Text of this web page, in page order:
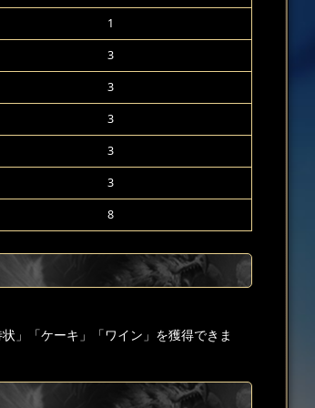
1
3
3
3
3
3
8
」「ケーキ」「ワイン」を獲得できま